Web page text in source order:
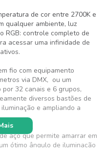
de cor entre 2700K e
qualquer ambiente, luz
RGB: controle completo de
acessar uma infinidade de
fio com equipamento
via DMX, ou um
32 canais e 6 grupos,
diversos bastões de
e ampliando a
aço que permite amarrar em
ótimo ângulo de iluminação